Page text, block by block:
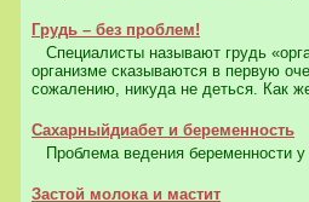
Грудь – без проблем!
Специалисты называют грудь
организме сказываются в первую
сожалению, никуда не деться. Как
Сахарныйдиабет и беременность
Проблема ведения беременности
Застой молока и мастит